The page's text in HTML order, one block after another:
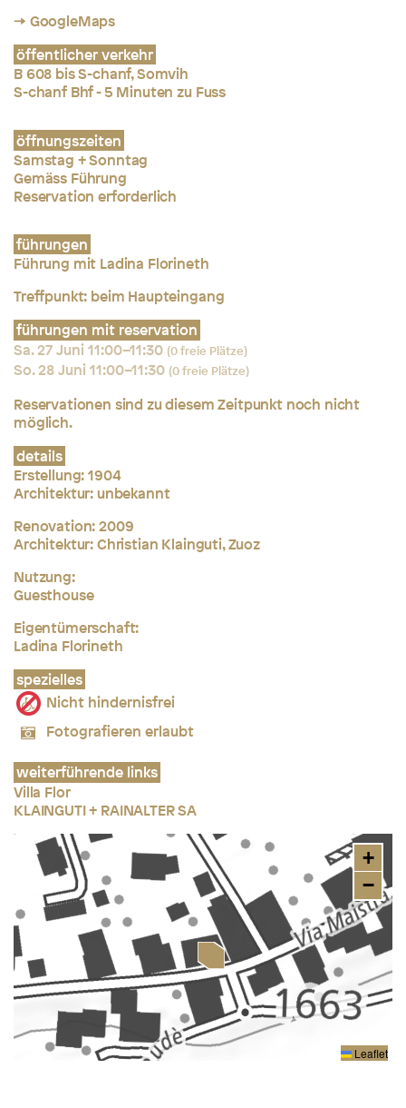
→ GoogleMaps
öffentlicher verkehr
B 608 bis S-chanf, Somvih
S-chanf Bhf - 5 Minuten zu Fuss
öffnungszeiten
Samstag + Sonntag
Gemäss Führung
Reservation erforderlich
führungen
Führung mit Ladina Florineth
Treffpunkt: beim Haupteingang
führungen mit reservation
Sa. 27 Juni 11:00–11:30 (0 freie Plätze)
So. 28 Juni 11:00–11:30 (0 freie Plätze)
Reservationen sind zu diesem Zeitpunkt noch nicht
möglich.
details
Erstellung:1904
Architektur: unbekannt
Renovation: 2009
Architektur:Christian Klainguti, Zuoz
Nutzung:
Guesthouse
Eigentümerschaft:
Ladina Florineth
spezielles
Nicht hindernisfrei
Fotografieren erlaubt
weiterführende links
Villa Flor
KLAINGUTI + RAINALTER SA
+
−
Leaflet